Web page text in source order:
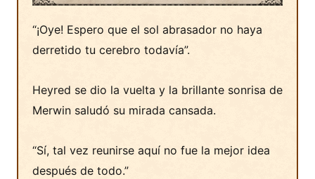
“¡Oye! Espero que el sol abrasador no haya
derretido tu cerebro todavía”.
Heyred se dio la vuelta y la brillante sonrisa de
Merwin saludó su mirada cansada.
“Sí, tal vez reunirse aquí no fue la mejor idea
después de todo.”